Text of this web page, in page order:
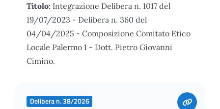
Titolo: Integrazione Delibera n. 1017 del
19/07/2023 - Delibera n. 360 del
04/04/2025 - Composizione Comitato Etico
Locale Palermo 1 - Dott. Pietro Giovanni
Cimino.
Delibera n. 38/2026